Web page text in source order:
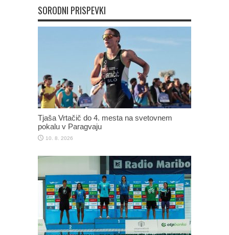
SORODNI PRISPEVKI
Tjaša Vrtačič do 4. mesta na svetovnem
pokalu v Paragvaju
10. 8. 2026